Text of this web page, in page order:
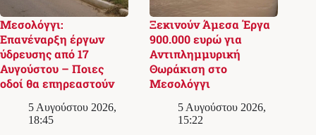
Μεσολόγγι:
Επανέναρξη έργων
ύδρευσης από 17
Αυγούστου – Ποιες
οδοί θα επηρεαστούν
5 Αυγούστου 2026,
18:45
Ξεκινούν Άμεσα Έργα
900.000 ευρώ για
Αντιπλημμυρική
Θωράκιση στο
Μεσολόγγι
5 Αυγούστου 2026,
15:22